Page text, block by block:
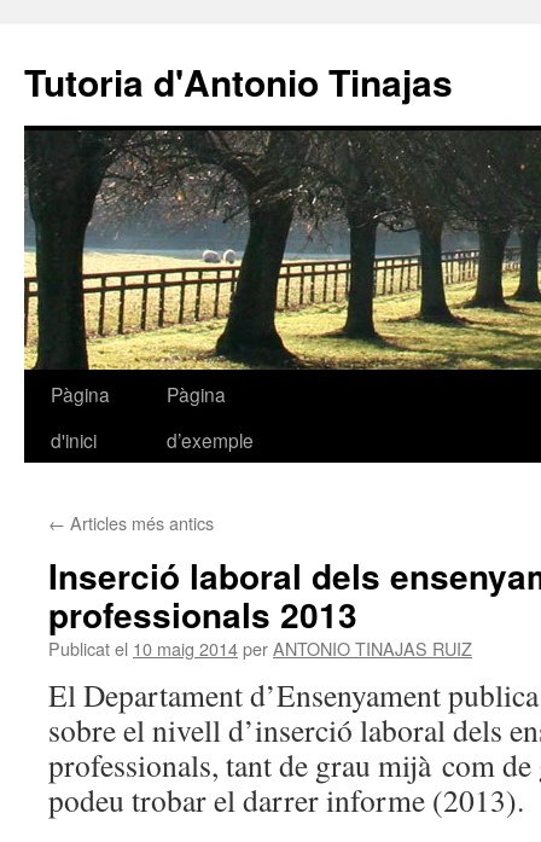
Tutoria d'Antonio Tinajas
Vés
Pàgina
d'inici
Pàgina
d’exemple
← Articles més antics
Inserció laboral dels
professionals 2013
Publicat el 10 maig 2014perANTONIO TINAJAS RUIZ
El Departament d’Ensenyament
sobre el nivell d’inserció laboral dels
professionals, tant de grau mijà com
podeu trobar el darrer informe (2013).